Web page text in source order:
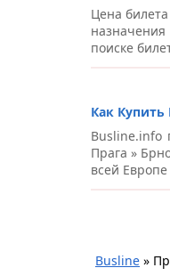
Цена
поиске
Как Купить
Busline.info
Прага »
всей
Busline »